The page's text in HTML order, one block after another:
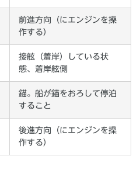
前進方向（にエンジンを操
作する）
接舷（着岸）している状
態、着岸舷側
錨。船が錨をおろして停泊
すること
後進方向（にエンジンを操
作する）